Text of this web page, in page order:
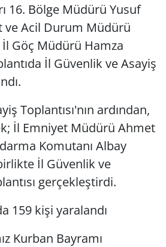
16. Bölge Müdürü Yusuf
ve Acil Durum Müdürü
Göç Müdürü Hamza
İl Güvenlik ve Asayiş
Toplantısı'nın ardından,
İl Emniyet Müdürü Ahmet
Komutanı Albay
İl Güvenlik ve
gerçekleştirdi.
159 kişi yaralandı
Kurban Bayramı